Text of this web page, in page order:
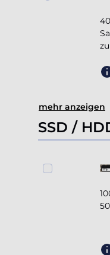
mehr anzeigen
SSD /